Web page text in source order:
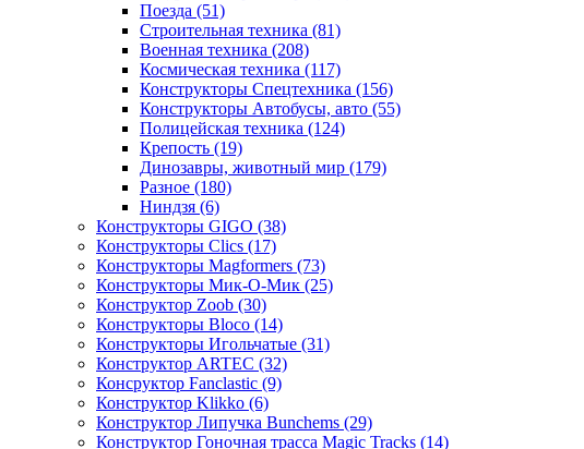
Поезда (51)
Строительная техника (81)
Военная техника (208)
Космическая техника (117)
Конструкторы Спецтехника (156)
Конструкторы Автобусы, авто (55)
Полицейская техника (124)
Крепость (19)
Динозавры, животный мир (179)
Разное (180)
Ниндзя (6)
Конструкторы GIGO (38)
Конструкторы Clics (17)
Конструкторы Magformers (73)
Конструкторы Мик-О-Мик (25)
Конструктор Zoob (30)
Конструкторы Bloco (14)
Конструкторы Игольчатые (31)
Конструктор ARTEC (32)
Консруктор Fanclastic (9)
Конструктор Klikko (6)
Конструктор Липучка Bunchems (29)
Конструктор Гоночная трасса Magic Tracks (14)